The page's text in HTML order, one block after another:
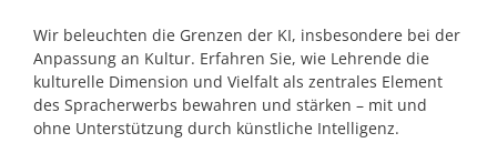
Wir beleuchten die Grenzen der KI, insbesondere bei der
Anpassung an Kultur. Erfahren Sie, wie Lehrende die
kulturelle Dimension und Vielfalt als zentrales Element
des Spracherwerbs bewahren und stärken – mit und
ohne Unterstützung durch künstliche Intelligenz.